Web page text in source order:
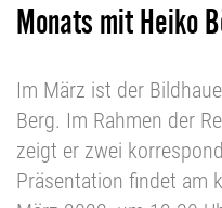
Monats mit Heiko
Im März ist der
Berg. Im Rahmen der
zeigt er zwei
Präsentation findet am